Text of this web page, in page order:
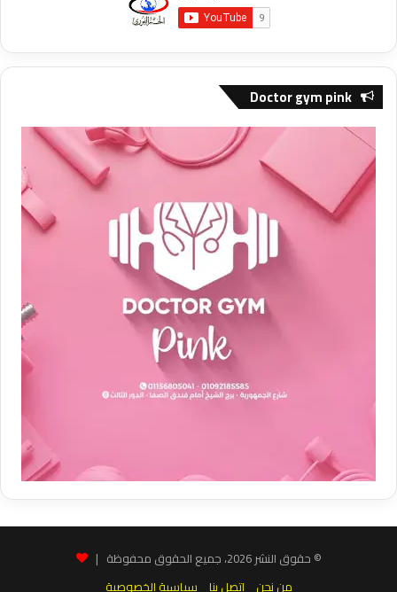
Doctor gym pink
© حقوق النشر 2026، جميع الحقوق محفوظة |
من نحن
اتصل بنا سياسية الخصوصية